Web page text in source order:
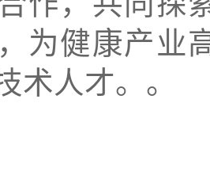
为健康产业
术人才。 。